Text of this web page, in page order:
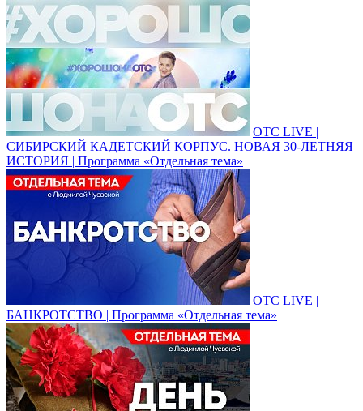
ОТС LIVE |
СИБИРСКИЙ КАДЕТСКИЙ КОРПУС. НОВАЯ 30-ЛЕТНЯЯ
ИСТОРИЯ | Программа «Отдельная тема»
ОТС LIVE |
БАНКРОТСТВО | Программа «Отдельная тема»